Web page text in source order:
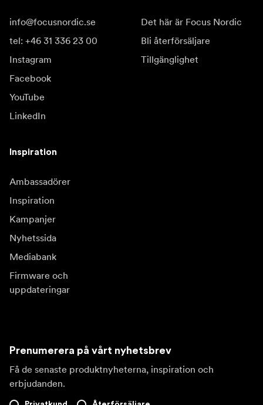
info@focusnordic.se
tel: +46 31 336 23 00
Instagram
Facebook
YouTube
LinkedIn
Det här är Focus Nordic
Bli återförsäljare
Tillgänglighet
Inspiration
Ambassadörer
Inspiration
Kampanjer
Nyhetssida
Mediabank
Firmware och
uppdateringar
Prenumerera på vårt nyhetsbrev
Få de senaste produktnyheterna, inspiration och
erbjudanden.